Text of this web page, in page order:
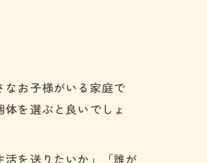
お子様がいる家庭で
を選ぶと良いでしょ
を送りたいか」「誰が